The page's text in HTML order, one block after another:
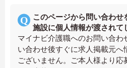
このページから問い合わせ
施設に個人情報が渡されて
マイナビ介護職へのお問い合わ
い合わせ後すぐに求人掲載元へ
ございません。ご本人様より応